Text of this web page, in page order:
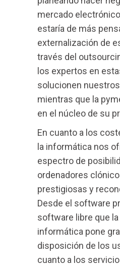
mercado
estaría de más
externalización de
través del
los expertos en
solucionen
mientras que la
en el núcleo de su
En cuanto a los
la informática nos
espectro de
ordenadores
prestigiosas y
Desde el software
software libre que
informática pone
disposición de los
cuanto a los